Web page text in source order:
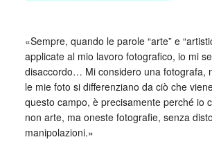
«Sempre, quando le parole “arte” e
applicate al mio lavoro fotografico, io mi
disaccordo… Mi considero una fotografa,
le mie foto si differenziano da ciò che
questo campo, è precisamente perché io
non arte, ma oneste fotografie, senza
manipolazioni.»